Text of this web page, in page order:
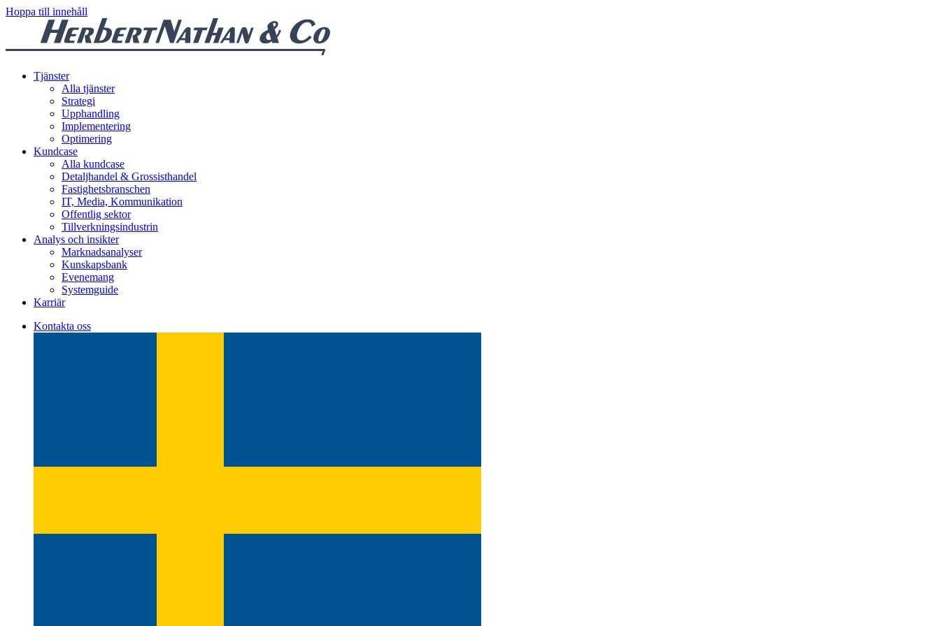
Hoppa till innehåll
Tjänster
Alla tjänster
Strategi
Upphandling
Implementering
Optimering
Kundcase
Alla kundcase
Detaljhandel & Grossisthandel
Fastighetsbranschen
IT, Media, Kommunikation
Offentlig sektor
Tillverkningsindustrin
Analys och insikter
Marknadsanalyser
Kunskapsbank
Evenemang
Systemguide
Karriär
Kontakta oss